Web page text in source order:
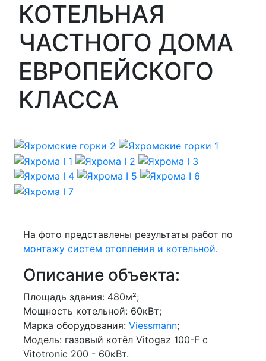
КОТЕЛЬНАЯ
ЧАСТНОГО ДОМА
ЕВРОПЕЙСКОГО
КЛАССА
На фото представлены результаты работ по
монтажу систем отопления и котельной.
Описание объекта:
Площадь здания: 480м²;
Мощность котельной: 60кВт;
Марка оборудования: Viessmann;
Модель: газовый котёл Vitogaz 100-F с
Vitotronic 200 - 60кВт.